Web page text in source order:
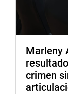
Marleny
crimen